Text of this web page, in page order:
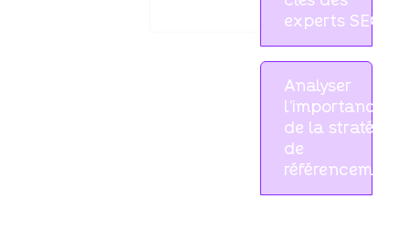
experts SEO
Analyser
l'importance
de la stratégie
de
référencement